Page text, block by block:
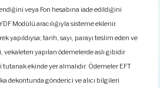
veya Fon hesabına iade edildiğini
Modülü aracılığıyla sisteme eklenir.
yapıldıysa; tarih, sayı, parayı teslim eden ve
yapılan ödemelerde aslı gibidir
ekinde yer almalıdır. Ödemeler EFT
dekontunda gönderici ve alıcı bilgileri